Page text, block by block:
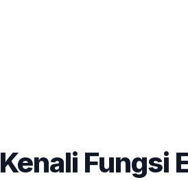
Kenali Fungsi